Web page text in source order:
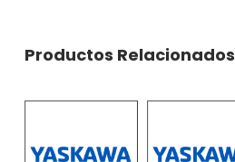
Productos Relacionados